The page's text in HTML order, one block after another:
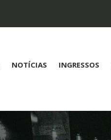
NOTÍCIAS INGRESSOS